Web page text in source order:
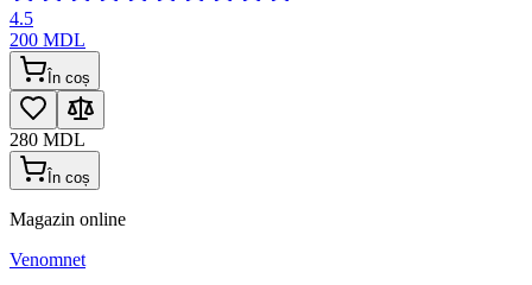
4.5
200 MDL
În coș
280 MDL
În coș
Magazin online
Venomnet